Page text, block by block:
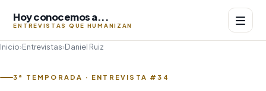
Hoy conocemos a...
ENTREVISTAS QUE HUMANIZAN
Inicio›Entrevistas›Daniel Ruiz
3ª TEMPORADA · ENTREVISTA #34